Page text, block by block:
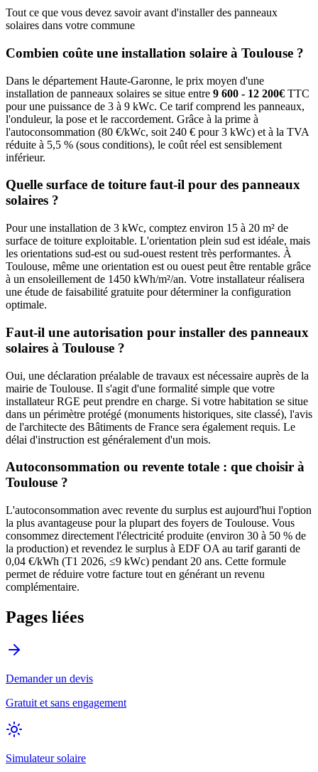
Tout ce que vous devez savoir avant d'installer des panneaux
solaires dans votre commune
Combien coûte une installation solaire à Toulouse ?
Dans le département Haute-Garonne, le prix moyen d'une
installation de panneaux solaires se situe entre 9 600 - 12 200€ TTC
pour une puissance de 3 à 9 kWc. Ce tarif comprend les panneaux,
l'onduleur, la pose et le raccordement. Grâce à la prime à
l'autoconsommation (80 €/kWc, soit 240 € pour 3 kWc) et à la TVA
réduite à 5,5 % (sous conditions), le coût réel est sensiblement
inférieur.
Quelle surface de toiture faut-il pour des panneaux
solaires ?
Pour une installation de 3 kWc, comptez environ 15 à 20 m² de
surface de toiture exploitable. L'orientation plein sud est idéale, mais
les orientations sud-est ou sud-ouest restent très performantes. À
Toulouse, même une orientation est ou ouest peut être rentable grâce
à un ensoleillement de 1450 kWh/m²/an. Votre installateur réalisera
une étude de faisabilité gratuite pour déterminer la configuration
optimale.
Faut-il une autorisation pour installer des panneaux
solaires à Toulouse ?
Oui, une déclaration préalable de travaux est nécessaire auprès de la
mairie de Toulouse. Il s'agit d'une formalité simple que votre
installateur RGE peut prendre en charge. Si votre habitation se situe
dans un périmètre protégé (monuments historiques, site classé), l'avis
de l'architecte des Bâtiments de France sera également requis. Le
délai d'instruction est généralement d'un mois.
Autoconsommation ou revente totale : que choisir à
Toulouse ?
L'autoconsommation avec revente du surplus est aujourd'hui l'option
la plus avantageuse pour la plupart des foyers de Toulouse. Vous
consommez directement l'électricité produite (environ 30 à 50 % de
la production) et revendez le surplus à EDF OA au tarif garanti de
0,04 €/kWh (T1 2026, ≤9 kWc) pendant 20 ans. Cette formule
permet de réduire votre facture tout en générant un revenu
complémentaire.
Pages liées
Demander un devis
Gratuit et sans engagement
Simulateur solaire